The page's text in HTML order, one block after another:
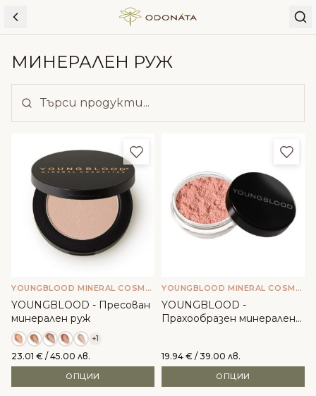
Skip to content
МИНЕРАЛЕН РУЖ
Добави в любими
YOUNGBLOOD MINERAL COSMETICS
YOUNGBLOOD - Пресован
минерален руж
+1
23.01 € / 45.00 лв.
ОПЦИИ
YOUNGBLOOD MINERAL COSMETICS
YOUNGBLOOD -
Прахообразен минерален
19.94 € / 39.00 лв.
ОПЦИИ